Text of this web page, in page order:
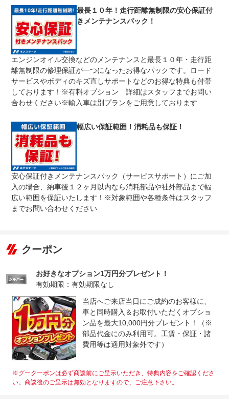
修理回数 無制限
上限金額
車両本体価格
期間中は何度でも修理可能！修理金額は車両本体価格の１
００％までしっかり保証します。車両本体価格５０万円以
下の場合は５０万円まで保証します。
免責金
無し
保証修理の対象となる場合は、お客様の費用負担は一切ご
ざいません。
保証修理
受付先
全国のネクステージで受付可能！ご遠方でネクステージに
持ち込めないお客様も保証修理はお受け頂けます。詳細
法定整備
整備付 法定12ヶ月または法定24ヶ月点検整備付
※車検なし・車検整備付の場合は法定24ヶ月点検整備付
※商用車は6ヶ月または12ヶ月点検整備付
法定整備
について
１．契約後～納車までに法定点検を実施致します。 ２．
支払総額に整備代金を含んでおります。 ３．点検記録簿
が発行されます。
最長１０年！走行距離無制限の安心保証付
きメンテナンスパック！
エンジンオイル交換などのメンテナンスと最長１０年・走行距
離無制限の修理保証が一つになったお得なパックです。ロード
サービスやボディのキズ直しサポートなどのお得な特典も付帯
しております！※有料オプション 詳細はスタッフまでお問い
合わせください※輸入車は別プランをご用意しております
幅広い保証範囲！消耗品も保証！
安心保証付きメンテナンスパック（サービスサポート）にご加
入の場合、納車後１２ヶ月以内なら消耗部品や社外部品まで幅
広い範囲を保証いたします！※対象範囲や各種条件はスタッフ
までお問い合わせください
クーポン
お好きなオプション1万円分プレゼント！
有効期限：有効期限なし
当店へご来店当日にご成約のお客様に、
車と同時購入＆お取付いただくオプショ
ン品を最大10,000円分プレゼント！（※
部品代金にのみ利用可。工賃・保証・諸
費用等は適用対象外です）
※グークーポンは必ず商談前にご呈示いただき、特典内容をご確認くださ
い。商談後のご呈示は無効となりますので、ご注意下さい。